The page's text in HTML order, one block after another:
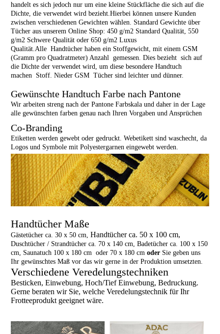
handelt es sich jedoch nur um eine kleine Stückfläche die sich auf die
Dichte, die verwendet wird bezieht.Hierbei können unsere Kunden
zwischen verschiedenen Gewichten wählen. Standard Gewichte über
Tücher aus unserem Online Shop: 450 g/m2 Standard Qualität, 550
g/m2 Schwere Qualität oder 650 g/m2 Luxus
Qualität.Alle Handtücher haben ein Stoffgewicht, mit einem GSM
(Gramm pro Quadratmeter) Anzahl gemessen. Dies bezieht sich auf
die Dichte der verwendet wird, um diese besondere Handtuch
machen Stoff. Nieder GSM Tücher sind leichter und dünner.
Gewünschte Handtuch Farbe nach Pantone
Wir arbeiten streng nach der Pantone Farbskala und daher in der Lage
alle gewünschten farben genau nach Ihren Vorgaben und Ansprüchen
Co-Branding
Etiketten werden gewebt oder gedruckt. Webetikett sind waschecht, da
Logos und Symbole mit Polyestergarnen eingewebt werden.
Handtücher Maße
Gästetücher ca. 30 x 50 cm,Handtücher ca. 50 x 100 cm,
Duschtücher / Strandtücher ca. 70 x 140 cm, Badetücher ca. 100 x 150
cm, Saunatuch 100 x 180 cm oder 70 x 180 cmoder Sie geben uns
Ihr gewünschtes Maß vor das wir gerne in der Produktion umsetzten.
Verschiedene Veredelungstechniken
Besticken, Einwebung, Hoch/Tief Einwebung, Bedruckung.
Gerne beraten wir Sie, welche Veredelungstechnik für Ihr
Frotteeprodukt geeignet wäre.